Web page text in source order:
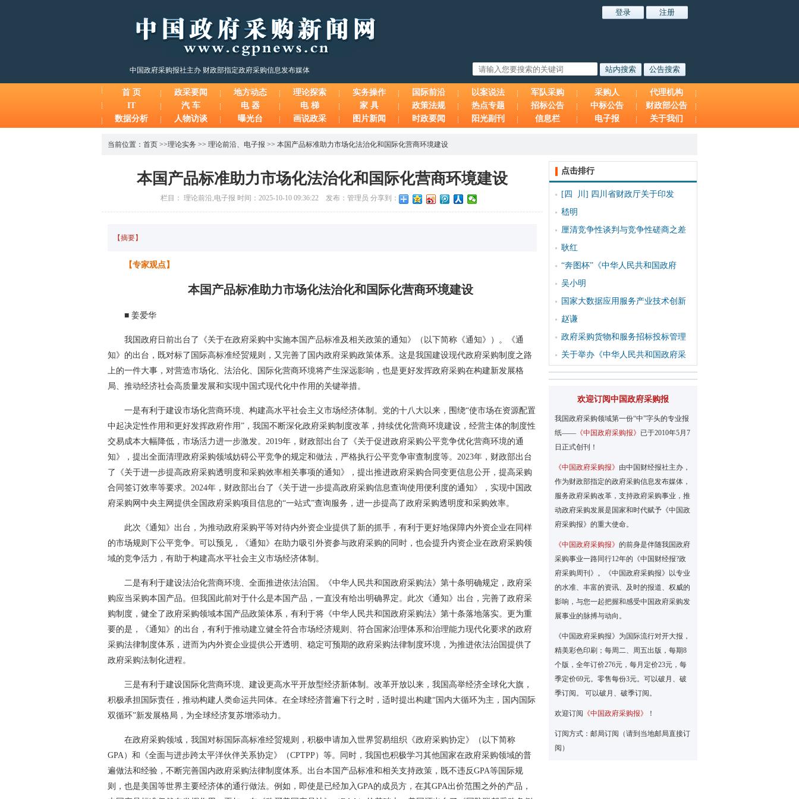
中国政府采购报社主办 财政部指定政府采购信息发布媒体
首 页 政采要闻 地方动态 理论探索 实务操作 国际前沿 以案说法 军队采购 采购人
代理机构
IT
汽 车 电 器 电 梯 家 具 政策法规 热点专题 招标公告 中标公告
财政部公告
数据分析
人物访谈 曝光台 画说政采 图片新闻 时政要闻 阳光副刊 信息栏 电子报 关于我们
当前位置： 首页 >>理论实务 >> 理论前沿、 电子报 >> 本国产品标准助力市场化法治化和国际化营商环境建设
本国产品标准助力市场化法治化和国际化营商环境建设
栏目： 理论前沿,电子报 时间：2025-10-10 09:36:22 发布：管理员 分享到：
【摘要】
【专家观点】
本国产品标准助力市场化法治化和国际化营商环境建设
■ 姜爱华
我国政府日前出台了《关于在政府采购中实施本国产品标准及相关政策的通知》（以下简称《通知》）。《通
知》的出台，既对标了国际高标准经贸规则，又完善了国内政府采购政策体系。这是我国建设现代政府采购制度之路
上的一件大事，对营造市场化、法治化、国际化营商环境将产生深远影响，也是更好发挥政府采购在构建新发展格
局、推动经济社会高质量发展和实现中国式现代化中作用的关键举措。
一是有利于建设市场化营商环境、构建高水平社会主义市场经济体制。党的十八大以来，围绕“使市场在资源配置
中起决定性作用和更好发挥政府作用”，我国不断深化政府采购制度改革，持续优化营商环境建设，经营主体的制度性
交易成本大幅降低，市场活力进一步激发。2019年，财政部出台了《关于促进政府采购公平竞争优化营商环境的通
知》，提出全面清理政府采购领域妨碍公平竞争的规定和做法，严格执行公平竞争审查制度等。2023年，财政部出台
了《关于进一步提高政府采购透明度和采购效率相关事项的通知》，提出推进政府采购合同变更信息公开，提高采购
合同签订效率等要求。2024年，财政部出台了《关于进一步提高政府采购信息查询使用便利度的通知》，实现中国政
府采购网中央主网提供全国政府采购项目信息的“一站式”查询服务，进一步提高了政府采购透明度和采购效率。
此次《通知》出台，为推动政府采购平等对待内外资企业提供了新的抓手，有利于更好地保障内外资企业在同样
的市场规则下公平竞争。可以预见，《通知》在助力吸引外资参与政府采购的同时，也会提升内资企业在政府采购领
域的竞争活力，有助于构建高水平社会主义市场经济体制。
二是有利于建设法治化营商环境、全面推进依法治国。《中华人民共和国政府采购法》第十条明确规定，政府采
购应当采购本国产品。但我国此前对于什么是本国产品，一直没有给出明确界定。此次《通知》出台，完善了政府采
购制度，健全了政府采购领域本国产品政策体系，有利于将《中华人民共和国政府采购法》第十条落地落实。更为重
要的是，《通知》的出台，有利于推动建立健全符合市场经济规则、符合国家治理体系和治理能力现代化要求的政府
采购法律制度体系，进而为内外资企业提供公开透明、稳定可预期的政府采购法律制度环境，为推进依法治国提供了
政府采购法制化进程。
三是有利于建设国际化营商环境、建设更高水平开放型经济新体制。改革开放以来，我国高举经济全球化大旗，
积极承担国际责任，推动构建人类命运共同体。在全球经济普遍下行之时，适时提出构建“国内大循环为主，国内国际
双循环”新发展格局，为全球经济复苏增添动力。
在政府采购领域，我国对标国际高标准经贸规则，积极申请加入世界贸易组织《政府采购协定》（以下简称
GPA）和《全面与进步跨太平洋伙伴关系协定》（CPTPP）等。同时，我国也积极学习其他国家在政府采购领域的普
遍做法和经验，不断完善国内政府采购法律制度体系。出台本国产品标准和相关支持政策，既不违反GPA等国际规
则，也是美国等世界主要经济体的通行做法。例如，即使是已经加入GPA的成员方，在其GPA出价范围之外的产品，
点击排行
[四 川] 四川省财政厅关于印发
嵇明
厘清竞争性谈判与竞争性磋商之差
耿红
“奔图杯”《中华人民共和国政府
吴小明
国家大数据应用服务产业技术创新
赵谦
政府采购货物和服务招标投标管理
关于举办《中华人民共和国政府采
欢迎订阅中国政府采购报
我国政府采购领域第一份“中”字头的专业报
纸—— 《中国政府采购报》 已于2010年5月7
日正式创刊！
《中国政府采购报》 由中国财经报社主办，
作为财政部指定的政府采购信息发布媒体，
服务政府采购改革，支持政府采购事业，推
动政府采购发展是国家和时代赋予《中国政
府采购报》的重大使命。
《中国政府采购报》 的前身是伴随我国政府
采购事业一路同行12年的《中国财经报?政
府采购周刊》。《中国政府采购报》以专业
的水准、丰富的资讯、及时的报道、权威的
影响，与您一起把握和感受中国政府采购发
展事业的脉搏与动向。
《中国政府采购报》为国际流行对开大报，
精美彩色印刷；每周二、周五出版，每期8
个版，全年订价276元，每月定价23元，每
季定价69元。零售每份3元。可以破月、破
季订阅。 可以破月、破季订阅。
欢迎订阅 《中国政府采购报》 ！
订阅方式：邮局订阅（请到当地邮局直接订
阅）